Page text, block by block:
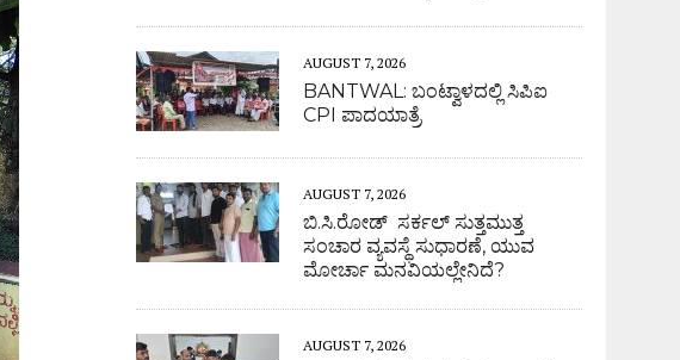
AUGUST 7, 2026
BANTWAL: ಬಂಟ್ವಾಳದಲ್ಲಿ ಸಿಪಿಐ
CPI ಪಾದಯಾತ್ರೆ
AUGUST 7, 2026
ಬಿ.ಸಿ.ರೋಡ್ ಸರ್ಕಲ್ ಸುತ್ತಮುತ್ತ
ಸಂಚಾರ ವ್ಯವಸ್ಥೆ ಸುಧಾರಣೆ, ಯುವ
ಮೋರ್ಚಾ ಮನವಿಯಲ್ಲೇನಿದೆ?
AUGUST 7, 2026